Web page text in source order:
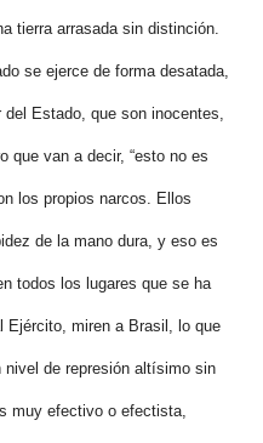
tierra arrasada sin distinción.
se ejerce de forma desatada,
Estado, que son inocentes,
que van a decir, “esto no es
los propios narcos. Ellos
de la mano dura, y eso es
todos los lugares que se ha
Ejército, miren a Brasil, lo que
de represión altísimo sin
muy efectivo o efectista,